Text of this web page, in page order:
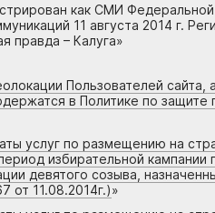
как СМИ
11 августа 2014 г.
правда – Калуга»
Пользователей
в Политике по
услуг по размещению на
избирательной
девятого созыва,
от 11.08.2014г.)»